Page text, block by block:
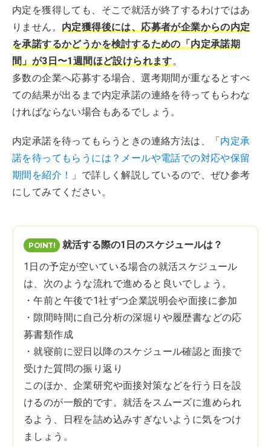
内定を獲得しても、そこで就活が終了するわけではあ
りません。 内定獲得後には、応募者が企業からの内定
を承諾するかどうかを検討するための「内定承諾期
間」が3日〜1週間ほど設けられます。
多数の企業へ応募する場合、選考期間が重なるとすべ
ての結果が出るまで内定承諾の連絡を待ってもらわな
ければならない場合もあるでしょう。
内定承諾を待ってもらうときの連絡方法は、「内定承
諾を待ってもらうには？メールや電話での対応や保留
期間を紹介！
」で詳しく解説しているので、ぜひ参考
にしてみてください。
就活する際の1日のスケジュールは？
1日の予定が空いている場合の就活スケジュール
は、次のような流れで進めると良いでしょう。
・午前と午後で1社ずつ企業説明会や面接に参加
・隙間時間に自己分析の深堀りや履歴書などの応
募書類作成
・就寝前に翌日以降のスケジュール確認と面接で
受けた質問の振り返り
このほか、企業研究や面接対策などを行う日を設
けるのが一般的です。就活をスムーズに進められ
るよう、日程を詰め込みすぎないように気をつけ
ましょう。